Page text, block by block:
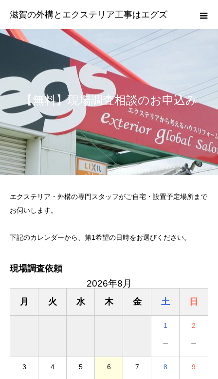
滋賀の外構とエクステリア工事はエグズ
【無料】現場調査相談のお申込み
エクステリア・外構の専門スタッフがご自宅・設置予定場所まで
お伺いします。
下記のカレンダーから、第1希望の日時をお選びください。
現場調査依頼
2026年8月
月 火 水 木 金 土 日
1
－
2
－
3 4 5 6 7 8 9